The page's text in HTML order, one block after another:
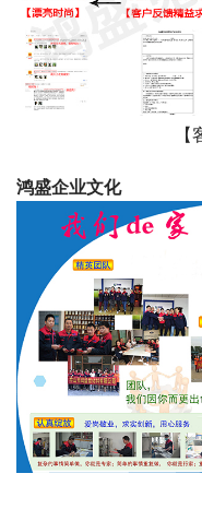
鸿盛企业文化